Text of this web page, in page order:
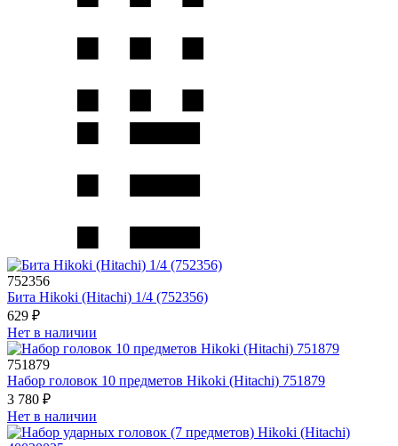
752356
Бита Hikoki (Hitachi) 1/4 (752356)
629 ₽
Нет в наличии
751879
Набор головок 10 предметов Hikoki (Hitachi) 751879
3 780 ₽
Нет в наличии